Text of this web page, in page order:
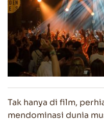
Tak hanya di film,
mendominasi dunia